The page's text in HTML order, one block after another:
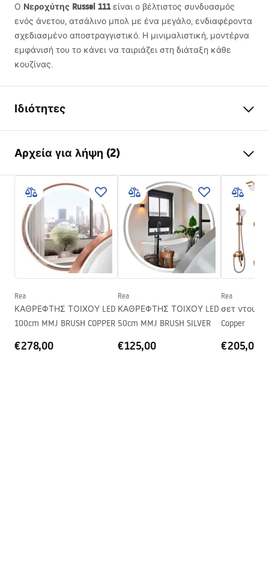
Ο Νεροχύτης Russel 111είναι ο βέλτιστος συνδυασμός
ενός άνετου, ατσάλινο μπολ με ένα μεγάλο, ενδιαφέροντα
σχεδιασμένο αποστραγγιστικό. Η μινιμαλιστική, μοντέρνα
εμφάνισή του το κάνει να ταιριάζει στη διάταξη κάθε
κουζίνας.
Ιδιότητες
Πλάτος λεκάνης νεροχύτη
(mm)
Βάθος λεκάνης νεροχύτη
(mm)
200mm
Οπή βρύσης
Ναι
Υλικό
ανοξείδωτο ατσάλι
Χρώμα Rea
Χαλκός
νεροχύτη
στερέωσης
αποστράγγισης
Αρχεία για λήψη (2)
Installation
russel.pdf
Template
RUSSEL_111.pdf
Rea
ΚΑΘΡΕΦΤΗΣ ΤΟΙΧΟΥ LED
100cm MMJ BRUSH COPPER
€278,00
Rea
ΚΑΘΡΕΦΤΗΣ ΤΟΙΧΟΥ LED
50cm MMJ BRUSH SILVER
€125,00
Rea
σετ ντους
Copper
€205,00